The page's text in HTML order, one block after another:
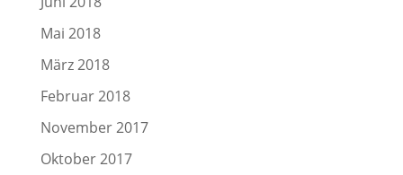
Mai 2018
März 2018
Februar 2018
November 2017
Oktober 2017